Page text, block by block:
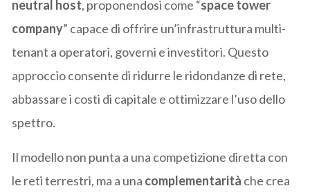
neutral host, proponendosi come “space tower
company” capace di offrire un’infrastruttura multi-
tenant a operatori, governi e investitori. Questo
approccio consente di ridurre le ridondanze di rete,
abbassare i costi di capitale e ottimizzare l’uso dello
spettro.
Il modello non punta a una competizione diretta con
le reti terrestri, ma a una complementarità che crea